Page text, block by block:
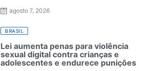
agosto 7, 2026
BRASIL
Lei aumenta penas para violência
sexual digital contra crianças e
adolescentes e endurece punições